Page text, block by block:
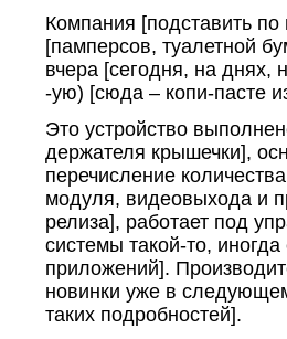
Компания [подставить по
[памперсов, туалетной
вчера [сегодня, на днях,
-ую) [сюда – копи-пасте
Это устройство
держателя крышечки],
перечисление
модуля, видеовыхода и
релиза], работает под
системы такой-то,
приложений].
новинки уже в
таких подробностей].